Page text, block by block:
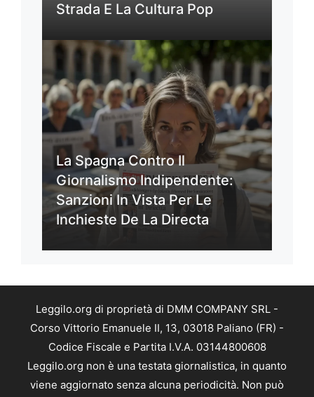
Strada E La Cultura Pop
La Spagna Contro Il
Giornalismo Indipendente:
Sanzioni In Vista Per Le
Inchieste De La Directa
Leggilo.org di proprietà di DMM COMPANY SRL -
Corso Vittorio Emanuele II, 13, 03018 Paliano (FR) -
Codice Fiscale e Partita I.V.A. 03144800608
Leggilo.org non è una testata giornalistica, in quanto
viene aggiornato senza alcuna periodicità. Non può